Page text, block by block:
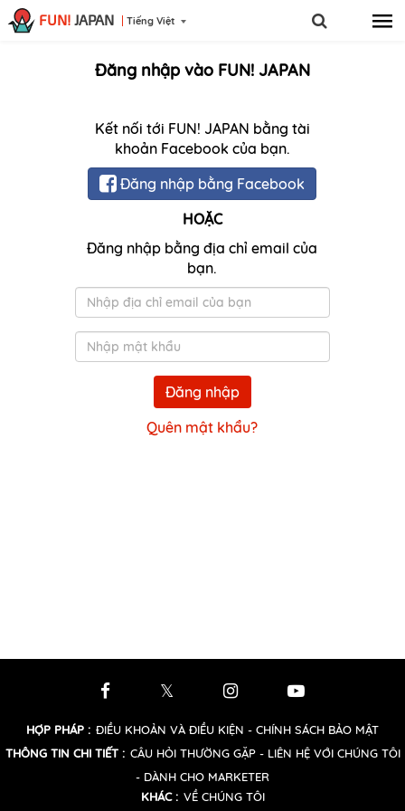
FUN! JAPAN Tiếng Việt
Đăng nhập vào FUN! JAPAN
Kết nối tới FUN! JAPAN bằng tài
khoản Facebook của bạn.
Đăng nhập bằng Facebook
HOẶC
Đăng nhập bằng địa chỉ email của
bạn.
Email
khẩu
Đăng nhập
Quên mật khẩu?
HỢP PHÁP : ĐIỀU KHOẢN VÀ ĐIỀU KIỆN - CHÍNH SÁCH BẢO MẬT
THÔNG TIN CHI TIẾT : CÂU HỎI THƯỜNG GẶP - LIÊN HỆ VỚI CHÚNG TÔI
- DÀNH CHO MARKETER
KHÁC : VỀ CHÚNG TÔI